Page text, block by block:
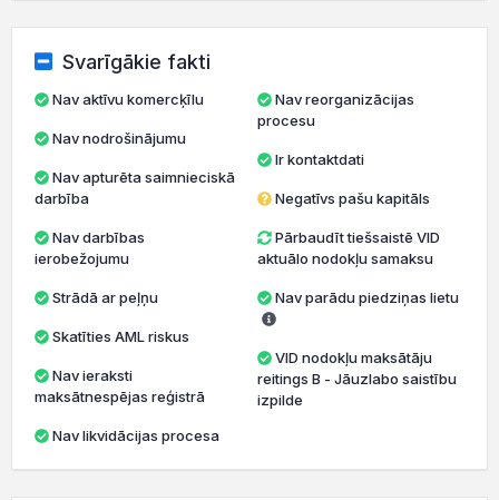
Svarīgākie fakti
Nav aktīvu komercķīlu
Nav nodrošinājumu
darbība
ierobežojumu
Strādā ar peļņu
Skatīties AML riskus
maksātnespējas reģistrā
Nav likvidācijas procesa
Nav reorganizācijas
procesu
Ir kontaktdati
Negatīvs pašu kapitāls
Pārbaudīt tiešsaistē VID
aktuālo nodokļu samaksu
Nav parādu piedziņas lietu
VID nodokļu maksātāju
reitings B - Jāuzlabo saistību
izpilde